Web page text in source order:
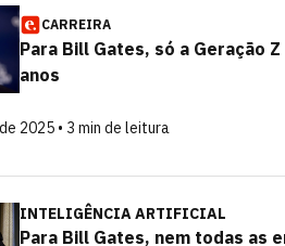
CARREIRA
Para Bill Gates, só a Geração
anos
2025 • 3 min de leitura
INTELIGÊNCIA ARTIFICIAL
Para Bill Gates, nem todas as